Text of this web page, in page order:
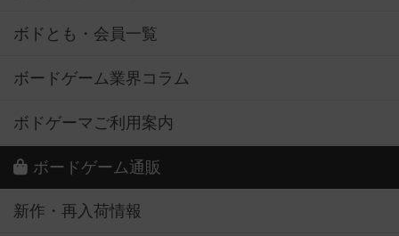
ボドとも・会員一覧
ボードゲーム業界コラム
ボドゲーマご利用案内
ボードゲーム通販
新作・再入荷情報